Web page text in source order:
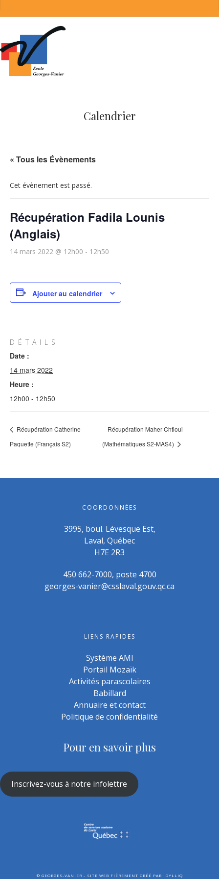
Calendrier
« Tous les Évènements
Cet évènement est passé.
Récupération Fadila Lounis
(Anglais)
14 mars 2022 @ 12h00 - 12h50
Ajouter au calendrier
DÉTAILS
Date :
14 mars 2022
Heure :
12h00 - 12h50
Récupération Catherine
Paquette (Français S2)
Récupération Maher Chtioui
(Mathématiques S2-MAS4)
COORDONNÉES
3995, boul. Lévesque Est,
Laval, Québec
H7E 2R3
450 662-7000, poste 4700
georges-vanier@csslaval.gouv.qc.ca
LIENS RAPIDES
Système AMI
Portail Mozaïk
Activités parascolaires
Babillard
Annuaire et contact
Politique de confidentialité
Pour en savoir plus
Inscrivez-vous à notre infolettre
© GEORGES-VANIER - SITE WEB FIÈREMENT CRÉÉ PAR IDYLLIQ